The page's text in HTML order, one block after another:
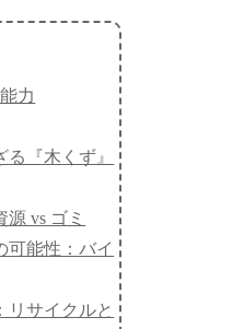
力
『木くず』
vs ゴミ
可能性：バイ
リサイクルと